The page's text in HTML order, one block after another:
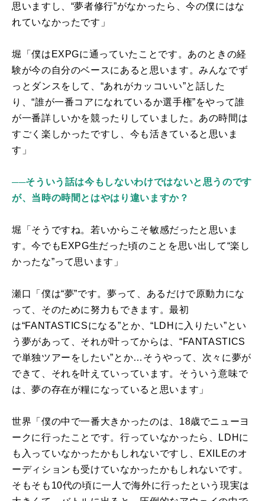
思いますし、“夢者修行”がなかったら、今の僕にはな
れていなかったです」
堀「僕は EXPGに通っていたことです。あのときの経
験が今の自分のベースにあると思います。みんなでず
っとダンスをして、“あれがカッコいい”と話した
り、“誰が一番コアになれているか選手権”をやって誰
が一番詳しいかを競ったりしていました。あの時間は
すごく楽しかったですし、今も活きていると思いま
す」
──そういう話は今もしないわけではないと思うのです
が、当時の時間とはやはり違いますか？
堀「そうですね。若いからこそ敏感だったと思いま
す。今でも EXPG生だった頃のことを思い出して“楽し
かったな”って思います」
瀬口「僕は“夢”です。夢って、あるだけで原動力にな
って、そのために努力もできます。最初
は“FANTASTICSになる”とか、“ LDH に入りたい”とい
う夢があって、それが叶ってからは、“FANTASTICS
で単独ツアーをしたい”とか…そうやって、次々に夢が
できて、それを叶えていっています。そういう意味で
は、夢の存在が糧になっていると思います」
世界「僕の中で一番大きかったのは、 18歳でニューヨ
ークに行ったことです。行っていなかったら、
LDH に
も入っていなかったかもしれないですし、
EXILEのオ
ーディションも受けていなかったかもしれないです。
そもそも 10代の頃に一人で海外に行ったという現実は